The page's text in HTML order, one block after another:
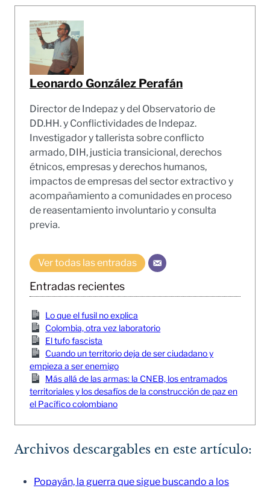
Leonardo González Perafán
Director de Indepaz y del Observatorio de
DD.HH. y Conflictividades de Indepaz.
Investigador y tallerista sobre conflicto
armado, DIH, justicia transicional, derechos
étnicos, empresas y derechos humanos,
impactos de empresas del sector extractivo y
acompañamiento a comunidades en proceso
de reasentamiento involuntario y consulta
previa.
Ver todas las entradas
Entradas recientes
Lo que el fusil no explica
Colombia, otra vez laboratorio
El tufo fascista
Cuando un territorio deja de ser ciudadano y
empieza a ser enemigo
Más allá de las armas: la CNEB, los entramados
territoriales y los desafíos de la construcción de paz en
el Pacífico colombiano
Archivos descargables en este artículo:
Popayán, la guerra que sigue buscando a los